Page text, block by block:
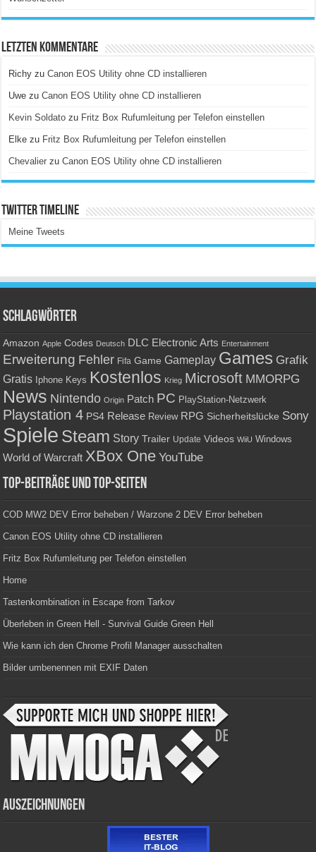
Letzten Kommentare
Richy zuCanon EOS Utility ohne CD installieren
Uwe zuCanon EOS Utility ohne CD installieren
Kevin Soldato zu Fritz Box Rufumleitung per Telefon einstellen
Elke zu Fritz Box Rufumleitung per Telefon einstellen
Chevalier zuCanon EOS Utility ohne CD installieren
Twitter Timeline
Meine Tweets
Schlagwörter
Amazon Apple Codes Deutsch DLC Electronic Arts Entertainment
Erweiterung Fehler Fifa Game Gameplay Games Grafik
Gratis Iphone Keys Kostenlos Krieg Microsoft MMORPG
News Nintendo Origin Patch PC PlayStation-Netzwerk
Playstation 4 PS4 Release Review RPG Sicherheitslücke Sony
Spiele Steam Story Trailer Update Videos WiiU Windows
World of Warcraft XBox One YouTube
Top-Beiträge und Top-Seiten
COD MW2 DEV Error beheben / Warzone 2 DEV Error beheben
Canon EOS Utility ohne CD installieren
Fritz Box Rufumleitung per Telefon einstellen
Home
Tastenkombination in Escape from Tarkov
Überleben in Green Hell - Survival Guide Green Hell
Wie kann ich den Chrome Profil Manager ausschalten
Bilder umbenennen mit EXIF Daten
Auszeichnungen